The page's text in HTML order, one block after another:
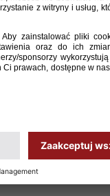
Mateusz
(63,
24. Mio
(71, 7.
– 22.